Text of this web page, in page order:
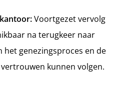
Voortgezet vervolg
na terugkeer naar
genezingsproces en de
kunnen volgen.